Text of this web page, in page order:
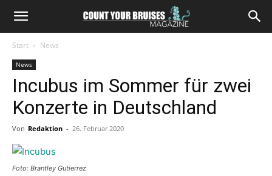
Start News
News
Incubus im Sommer für zwei
Konzerte in Deutschland
Von Redaktion - 26. Februar 2020
Foto: Brantley Gutierrez